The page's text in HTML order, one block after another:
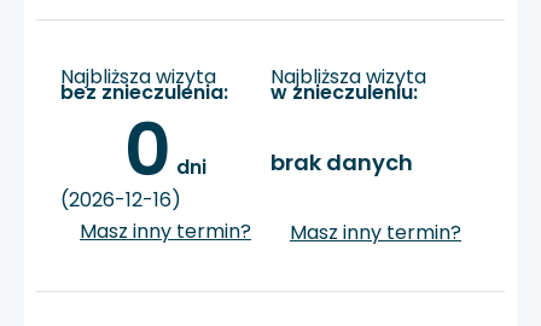
Najbliższa wizyta
bez znieczulenia:
0 dni
(2026-12-16)
Masz inny termin?
Najbliższa wizyta
w znieczuleniu:
brak danych
Masz inny termin?